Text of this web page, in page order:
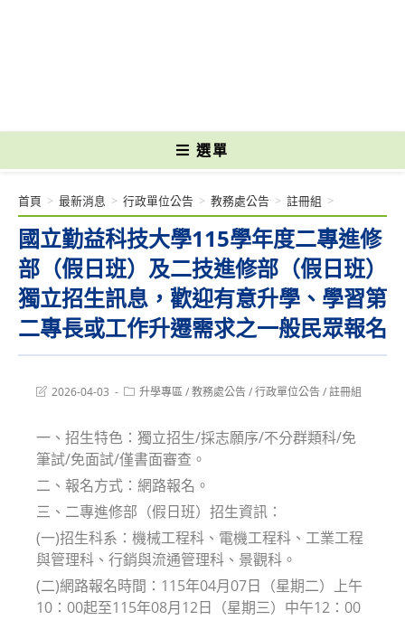
選單
國立勤益科技大學115學年度二專進修
部（假日班）及二技進修部（假日班）
獨立招生訊息，歡迎有意升學、學習第
二專長或工作升遷需求之一般民眾報名
首頁 > 最新消息 > 行政單位公告 > 教務處公告 > 註冊組 >
Post2026-04-03
Post升學專區/教務處公告/行政單位公告/註冊組
一、招生特色：獨立招生/採志願序/不分群類科/免
筆試/免面試/僅書面審查。
二、報名方式：網路報名。
三、二專進修部（假日班）招生資訊：
(一)招生科系：機械工程科、電機工程科、工業工程
與管理科、行銷與流通管理科、景觀科。
(二)網路報名時間：115年04月07日（星期二）上午
10：00起至115年08月12日（星期三）中午12：00